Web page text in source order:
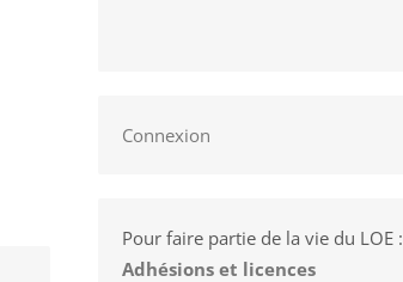
Connexion
Pour faire partie de la vie du LOE :
Adhésions et licences